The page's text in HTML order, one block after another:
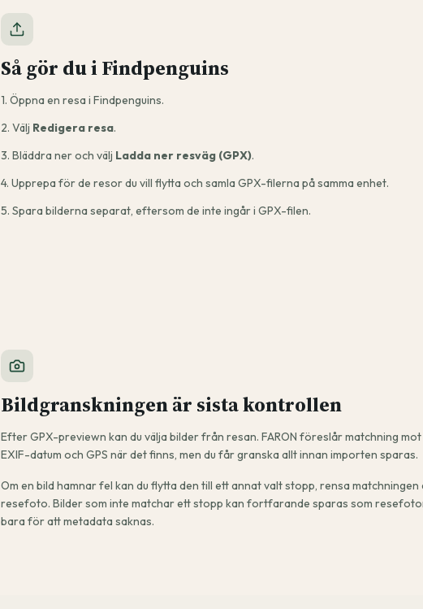
Så gör du i Findpenguins
1. Öppna en resa i Findpenguins.
2. Välj Redigera resa.
3. Bläddra ner och välj Ladda ner resväg (GPX).
4. Upprepa för de resor du vill flytta och samla GPX-filerna på samma enhet.
5. Spara bilderna separat, eftersom de inte ingår i GPX-filen.
Bildgranskningen är sista kontrollen
Efter GPX-previewn kan du välja bilder från resan. FARON föreslår matchning
EXIF-datum och GPS när det finns, men du får granska allt innan importen sparas.
Om en bild hamnar fel kan du flytta den till ett annat valt stopp, rensa
resefoto. Bilder som inte matchar ett stopp kan fortfarande sparas som
bara för att metadata saknas.